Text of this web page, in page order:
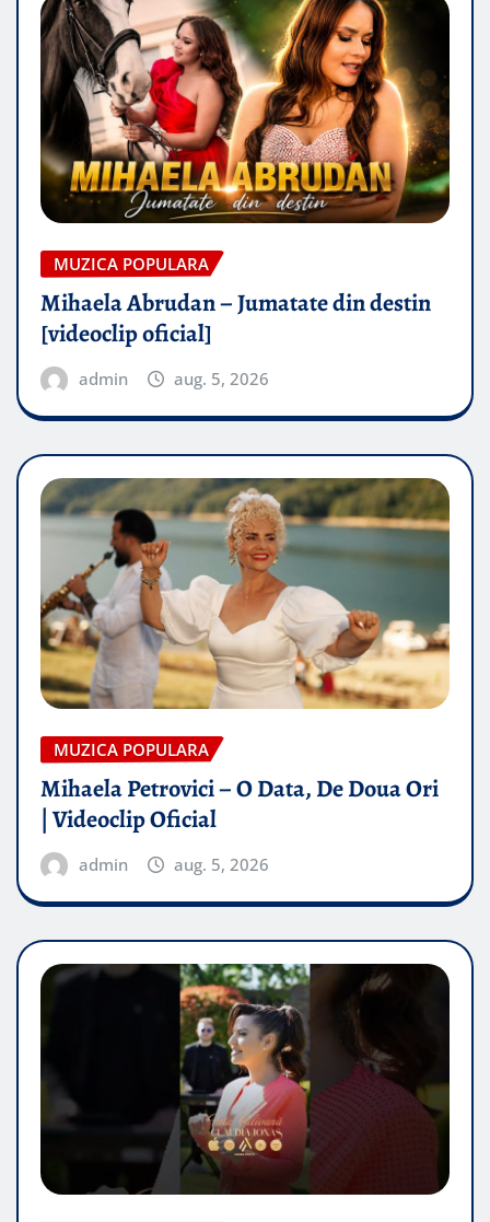
MUZICA POPULARA
Mihaela Abrudan – Jumatate din destin
[videoclip oficial]
admin aug. 5, 2026
MUZICA POPULARA
Mihaela Petrovici – O Data, De Doua Ori
| Videoclip Oficial
admin aug. 5, 2026